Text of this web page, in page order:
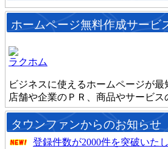
ホームページ無料作成サービ
ラクホム
ビジネスに使えるホームページが
店舗や企業のＰＲ、商品やサービ
タウンファンからのお知らせ
登録件数が2000件を突破いた